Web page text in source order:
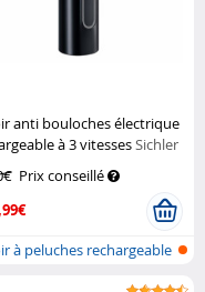
anti bouloches électrique
à 3 vitessesSichler
Prix conseillé
à peluches rechargeable